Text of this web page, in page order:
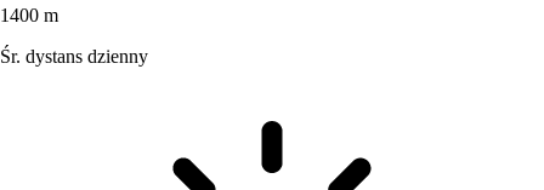
1400 m
Śr. dystans dzienny